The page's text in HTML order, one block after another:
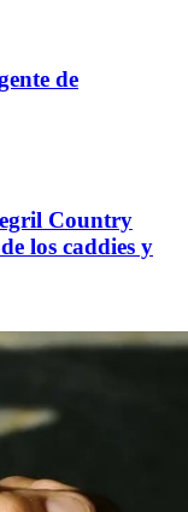
de
Country
los caddies y